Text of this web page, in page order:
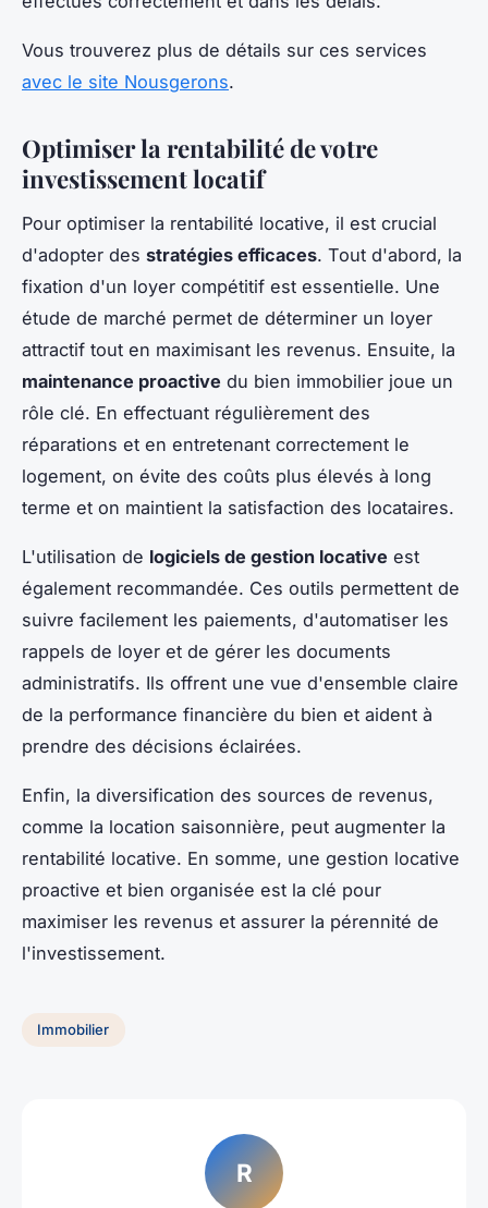
Vous trouverez plus de détails sur ces services
avec le site Nousgerons.
Optimiser la rentabilité de votre
investissement locatif
Pour optimiser la rentabilité locative, il est crucial
d'adopter des stratégies efficaces. Tout d'abord, la
fixation d'un loyer compétitif est essentielle. Une
étude de marché permet de déterminer un loyer
attractif tout en maximisant les revenus. Ensuite, la
maintenance proactive du bien immobilier joue un
rôle clé. En effectuant régulièrement des
réparations et en entretenant correctement le
logement, on évite des coûts plus élevés à long
terme et on maintient la satisfaction des locataires.
L'utilisation de logiciels de gestion locative est
également recommandée. Ces outils permettent de
suivre facilement les paiements, d'automatiser les
rappels de loyer et de gérer les documents
administratifs. Ils offrent une vue d'ensemble claire
de la performance financière du bien et aident à
prendre des décisions éclairées.
Enfin, la diversification des sources de revenus,
comme la location saisonnière, peut augmenter la
rentabilité locative. En somme, une gestion locative
proactive et bien organisée est la clé pour
maximiser les revenus et assurer la pérennité de
l'investissement.
Immobilier
R